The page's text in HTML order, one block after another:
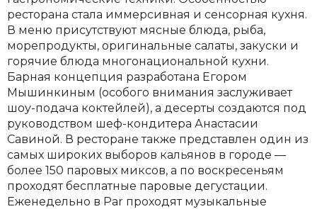
ресторана стала иммерсивная и сенсорная кухня.
В меню присутствуют мясные блюда, рыба,
морепродукты, оригинальные салаты, закуски и
горячие блюда многонациональной кухни.
Барная концепция разработана Егором
Мышинкиным (особого внимания заслуживает
шоу-подача коктейлей), а десерты создаются под
руководством шеф-кондитера Анастасии
Савиной. В ресторане также представлен один из
самых широких выборов кальянов в городе —
более 150 паровых миксов, а по воскресеньям
проходят бесплатные паровые дегустации.
Еженедельно в Par проходят музыкальные